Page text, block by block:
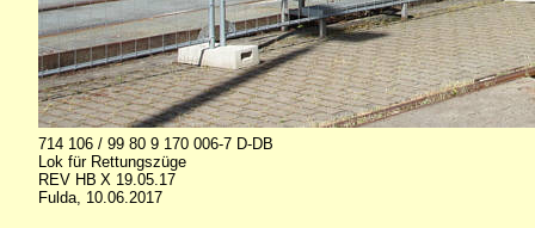
714 106 / 99 80 9 170 006-7 D-DB
Lok für Rettungszüge
REV HB X 19.05.17
Fulda, 10.06.2017